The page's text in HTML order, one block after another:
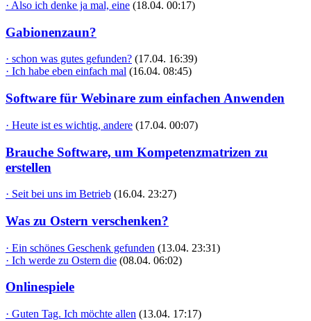
· Also ich denke ja mal, eine (18.04. 00:17)
Gabionenzaun?
· schon was gutes gefunden? (17.04. 16:39)
· Ich habe eben einfach mal (16.04. 08:45)
Software für Webinare zum einfachen Anwenden
· Heute ist es wichtig, andere (17.04. 00:07)
Brauche Software, um Kompetenzmatrizen zu
erstellen
· Seit bei uns im Betrieb (16.04. 23:27)
Was zu Ostern verschenken?
· Ein schönes Geschenk gefunden (13.04. 23:31)
· Ich werde zu Ostern die (08.04. 06:02)
Onlinespiele
· Guten Tag. Ich möchte allen (13.04. 17:17)